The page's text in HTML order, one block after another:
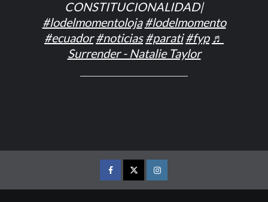
CONSTITUCIONALIDAD|
#lodelmomentoloja #lodelmomento
#ecuador #noticias #parati #fyp ♬
Surrender - Natalie Taylor
FACEBOOK
TWITTERINSTAGRAM